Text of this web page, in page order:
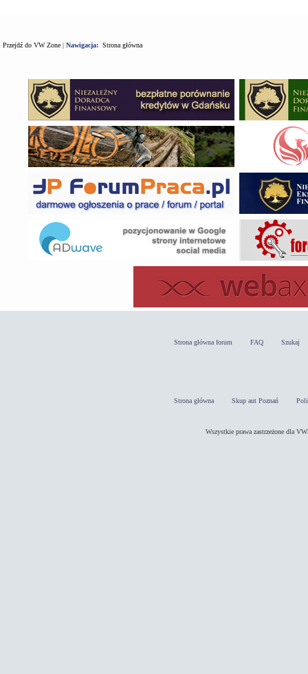
Przejdź do VW Zone | Nawigacja: Strona główna
Strona główna forum FAQ Szukaj
Strona główna Skup aut Poznań
Wszystkie prawa zastrzeżone dla